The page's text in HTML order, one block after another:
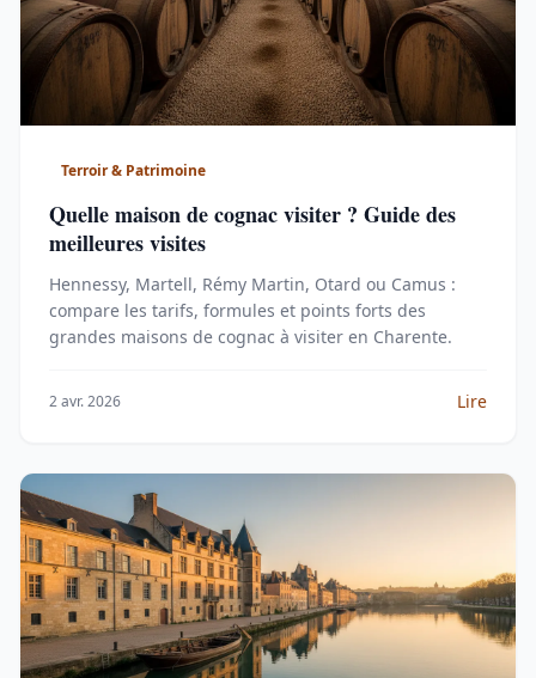
Terroir & Patrimoine
Quelle maison de cognac visiter ? Guide des
meilleures visites
Hennessy, Martell, Rémy Martin, Otard ou Camus :
compare les tarifs, formules et points forts des
grandes maisons de cognac à visiter en Charente.
2 avr. 2026 Lire